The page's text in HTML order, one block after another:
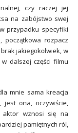
czy raczej jej
na zabójstwo swej
przypadku specyfiki
początkowa rozpacz
jakiegokolwiek, w
dalszej części filmu
mnie sama kreacja
jest ona, oczywiście,
aktor wznosi się na
pamiętnych ról,